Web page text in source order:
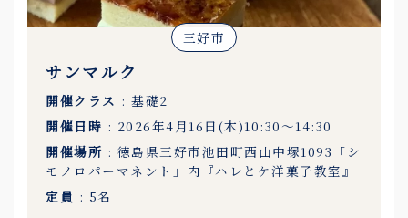
三好市
サンマルク
開催クラス : 基礎2
開催日時 : 2026年4月16日(木)10:30〜14:30
開催場所 : 徳島県三好市池田町西山中塚1093「シ
モノロパーマネント」内『ハレとケ洋菓子教室』
定員 : 5名